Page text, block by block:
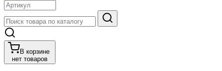
В корзине
нет товаров